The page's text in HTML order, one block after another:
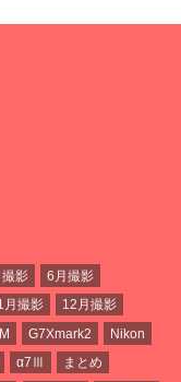
影
6月撮影
月撮影
12月撮影
G7Xmark2
Nikon
α7Ⅲ
まとめ